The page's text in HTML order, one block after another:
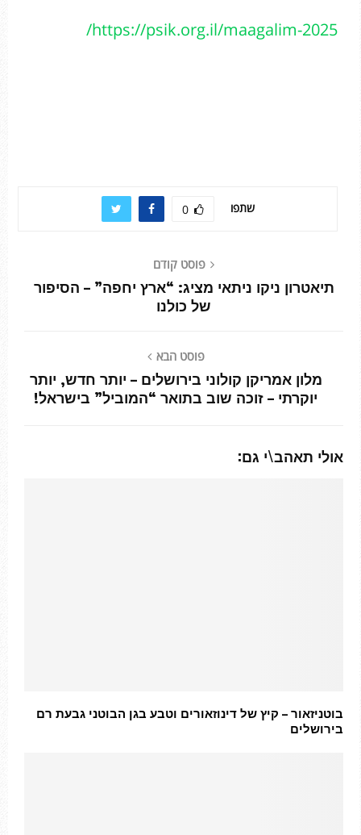
https://psik.org.il/maagalim-2025/
שתפו 0
פוסט קודם
תיאטרון ניקו ניתאי מציג: “ארץ יחפה” – הסיפור
של כולנו
פוסט הבא
מלון אמריקן קולוני בירושלים – יותר חדש, יותר
יוקרתי – זוכה שוב בתואר “המוביל” בישראל!
אולי תאהב\י גם:
בוטניזאור – קיץ של דינוזאורים וטבע בגן הבוטני גבעת רם
בירושלים